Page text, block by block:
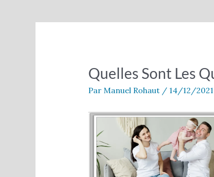
Quelles Sont Les
Par Manuel Rohaut / 14/12/2021